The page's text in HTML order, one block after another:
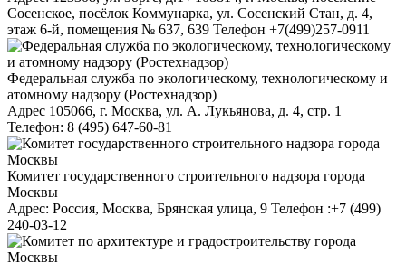
Сосенское, посёлок Коммунарка, ул. Сосенский Стан, д. 4,
этаж 6-й, помещения № 637, 639 Телефон +7(499)257-0911
Федеральная служба по экологическому, технологическому и
атомному надзору (Ростехнадзор)
Адрес 105066, г. Москва, ул. А. Лукьянова, д. 4, стр. 1
Телефон: 8 (495) 647-60-81
Комитет государственного строительного надзора города
Москвы
Адрес: Россия, Москва, Брянская улица, 9 Телефон :+7 (499)
240-03-12